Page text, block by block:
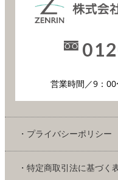
営業時間／9：
・プライバシーポリシー
・特定商取引法に基づく